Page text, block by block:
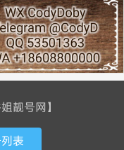
靓号网】
表